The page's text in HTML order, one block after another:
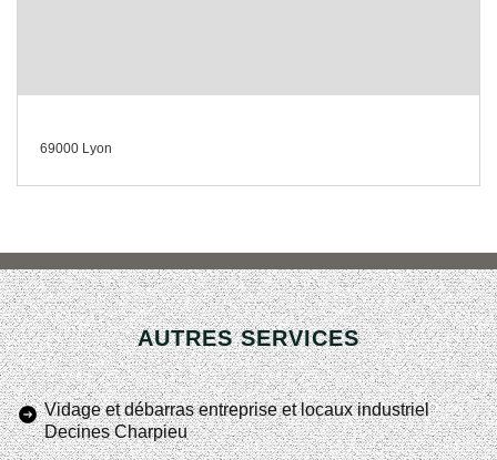
69000 Lyon
AUTRES SERVICES
Vidage et débarras entreprise et locaux industriel
Decines Charpieu